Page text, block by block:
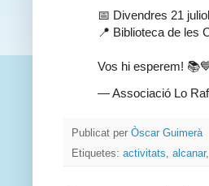
📅 Divendres 21
📍 Biblioteca de les
Vos hi esperem!
— Associació Lo
Publicat per Òscar Guimerà
Etiquetes: activitats, alcanar,